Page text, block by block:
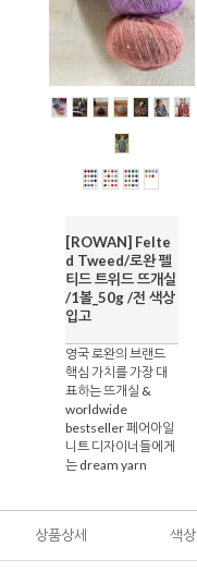
[ROWAN] Felte
d Tweed/로완 펠
티드 트위드 뜨개실
/1볼_50g /전 색상
입고
영국 로완의 브랜드
핵심 가치를 가장 대
표하는 뜨개실 &
worldwide
bestseller 페어아일
니트 디자이너들에게
는 dream yarn
상품상세 색상